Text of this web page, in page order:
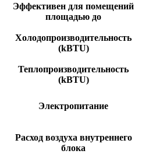
Эффективен для помещений
площадью до
Холодопроизводительность
(kBTU)
Теплопроизводительность
(kBTU)
Электропитание
Расход воздуха внутреннего
блока